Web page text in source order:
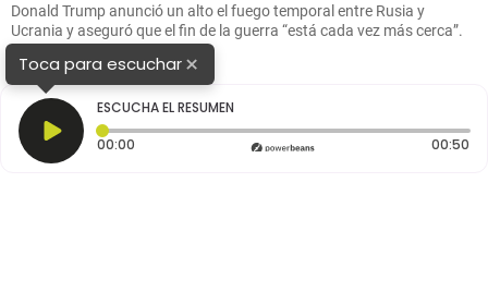
Donald Trump anunció un alto el fuego temporal entre Rusia y
Ucrania y aseguró que el fin de la guerra “está cada vez más cerca”.
Foto: AFP / Getty
Toca para escuchar×
ESCUCHA EL RESUMEN
00:00 Tiempo transcurrido: 0 segundos 00:50